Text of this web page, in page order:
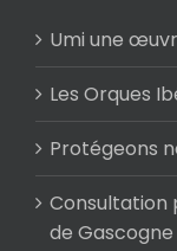
Umi une
Les Orques
Protégeons
Consultation
de Gascogne